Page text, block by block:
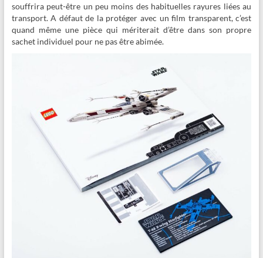
souffrira peut-être un peu moins des habituelles rayures liées au
transport. A défaut de la protéger avec un film transparent, c’est
quand même une pièce qui mériterait d’être dans son propre
sachet individuel pour ne pas être abimée.